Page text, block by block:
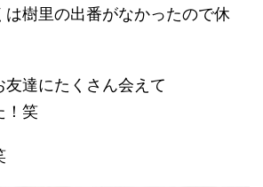
は樹里の出番がなかったので休
達にたくさん会えて
！笑